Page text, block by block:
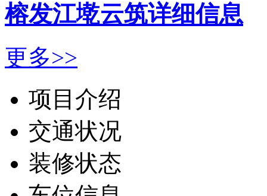
榕发江墘云筑详细信息
更多>>
项目介绍
交通状况
装修状态